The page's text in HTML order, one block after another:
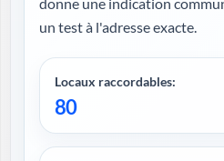
un test à l'adresse exacte.
Locaux raccordables:
80